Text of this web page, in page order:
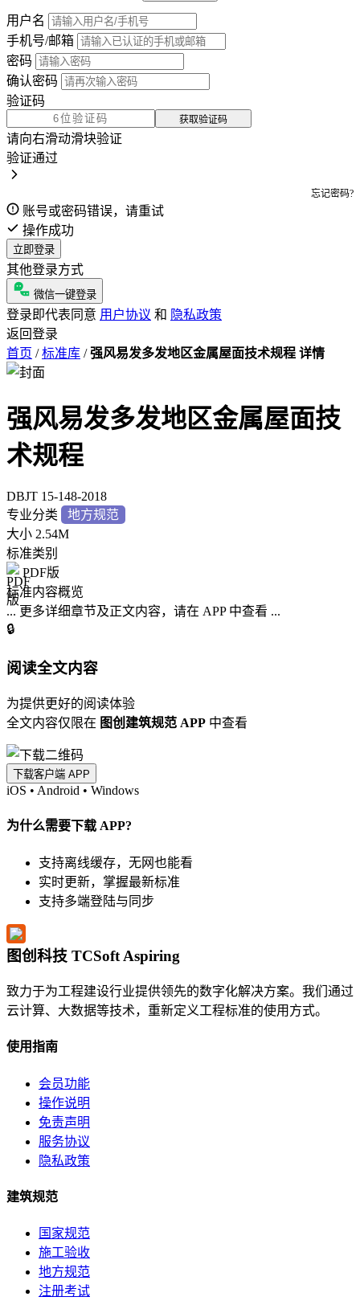
用户名
手机号/邮箱
密码
确认密码
验证码
获取验证码
请向右滑动滑块验证
验证通过
忘记密码?
账号或密码错误，请重试
操作成功
立即登录
其他登录方式
微信一键登录
登录即代表同意 用户协议 和 隐私政策
返回登录
首页 / 标准库 / 强风易发多发地区金属屋面技术规程 详情
强风易发多发地区金属屋面技
术规程
DBJT 15-148-2018
专业分类
地方规范
大小 2.54M
标准类别
PDF版
标准内容概览
... 更多详细章节及正文内容，请在 APP 中查看 ...
🔒
阅读全文内容
为提供更好的阅读体验
全文内容仅限在 图创建筑规范 APP 中查看
下载客户端 APP
iOS • Android • Windows
为什么需要下载 APP?
支持离线缓存，无网也能看
实时更新，掌握最新标准
支持多端登陆与同步
图创科技 TCSoft Aspiring
致力于为工程建设行业提供领先的数字化解决方案。我们通过
云计算、大数据等技术，重新定义工程标准的使用方式。
使用指南
会员功能
操作说明
免责声明
服务协议
隐私政策
建筑规范
国家规范
施工验收
地方规范
注册考试